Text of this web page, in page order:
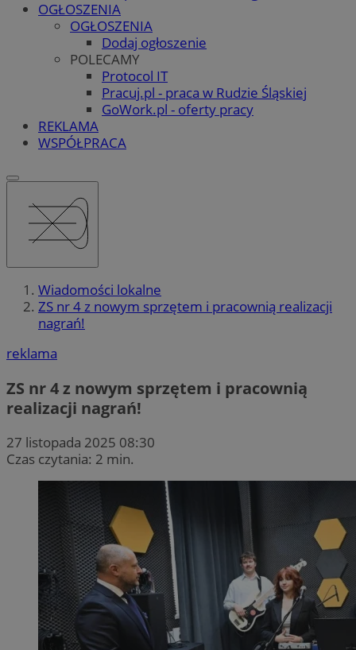
OGŁOSZENIA
OGŁOSZENIA
Dodaj ogłoszenie
POLECAMY
Protocol IT
Pracuj.pl - praca w Rudzie Śląskiej
GoWork.pl - oferty pracy
REKLAMA
WSPÓŁPRACA
Wiadomości lokalne
ZS nr 4 z nowym sprzętem i pracownią realizacji
nagrań!
reklama
ZS nr 4 z nowym sprzętem i pracownią
realizacji nagrań!
27 listopada 2025 08:30
Czas czytania: 2 min.